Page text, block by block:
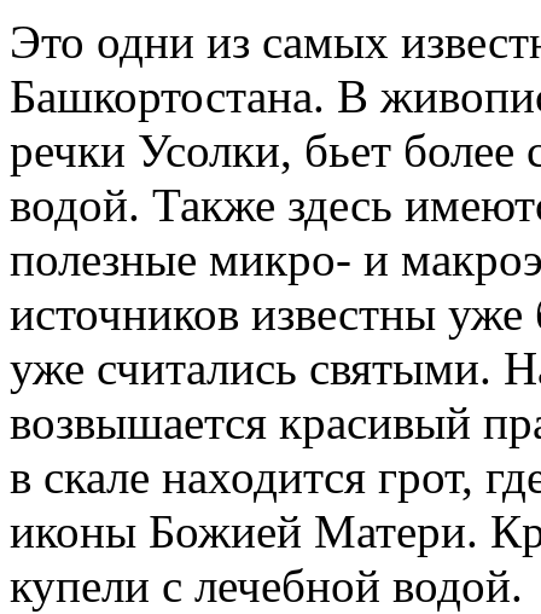
Это одни из самых
Башкортостана. В
речки Усолки, бьет
водой. Также здесь
полезные микро- и
источников известны уже
уже считались святыми.
возвышается красивый
в скале находится грот,
иконы Божией Матери.
купели с лечебной водой.